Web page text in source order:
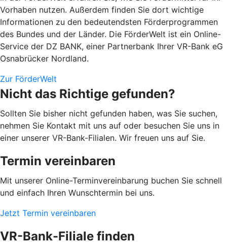
Vorhaben nutzen. Außerdem finden Sie dort wichtige
Informationen zu den bedeutendsten Förderprogrammen
des Bundes und der Länder. Die FörderWelt ist ein Online-
Service der DZ BANK, einer Partnerbank Ihrer VR-Bank eG
Osnabrücker Nordland.
Zur FörderWelt
Nicht das Richtige gefunden?
Sollten Sie bisher nicht gefunden haben, was Sie suchen,
nehmen Sie Kontakt mit uns auf oder besuchen Sie uns in
einer unserer VR-Bank-Filialen. Wir freuen uns auf Sie.
Termin vereinbaren
Mit unserer Online-Terminvereinbarung buchen Sie schnell
und einfach Ihren Wunschtermin bei uns.
Jetzt Termin vereinbaren
VR-Bank-Filiale finden